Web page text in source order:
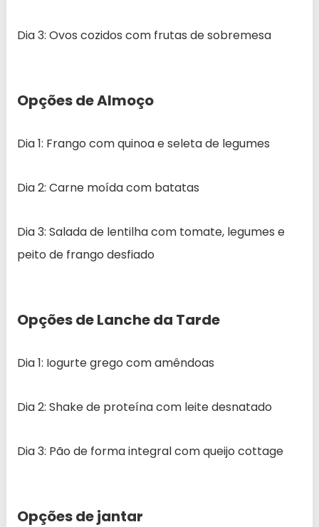
Dia 3: Ovos cozidos com frutas de sobremesa
Opções de Almoço
Dia 1: Frango com quinoa e seleta de legumes
Dia 2: Carne moída com batatas
Dia 3: Salada de lentilha com tomate, legumes e
peito de frango desfiado
Opções de Lanche da Tarde
Dia 1: Iogurte grego com amêndoas
Dia 2: Shake de proteína com leite desnatado
Dia 3: Pão de forma integral com queijo cottage
Opções de jantar